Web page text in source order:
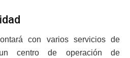
con varios servicios de
centro de operación de